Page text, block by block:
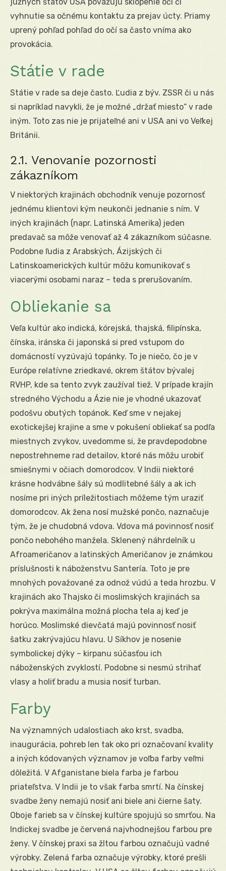
vyhnutie sa očnému kontaktu za prejav úcty. Priamy
uprený pohľad pohľad do očí sa často vníma ako
provokácia.
Státie v rade
Státie v rade sa deje často. Ľudia z býv. ZSSR či u nás
si napríklad navykli, že je možné „držať miesto“ v rade
iným. Toto zas nie je prijateľné ani v USA ani vo Veľkej
Británii.
2.1. Venovanie pozornosti
zákazníkom
V niektorých krajinách obchodník venuje pozornosť
jednému klientovi kým neukonči jednanie s ním. V
iných krajinách (napr. Latinská Amerika) jeden
predavač sa môže venovať až 4 zákazníkom súčasne.
Podobne ľudia z Arabských, Ázijských či
Latinskoamerických kultúr môžu komunikovať s
viacerými osobami naraz – teda s prerušovaním.
Obliekanie sa
Veľa kultúr ako indická, kórejská, thajská, filipínska,
čínska, iránska či japonská si pred vstupom do
domácností vyzúvajú topánky. To je niečo, čo je v
Európe relatívne zriedkavé, okrem štátov bývalej
RVHP, kde sa tento zvyk zaužíval tiež. V prípade krajín
stredného Východu a Ázie nie je vhodné ukazovať
podošvu obutých topánok. Keď sme v nejakej
exotickejšej krajine a sme v pokušení obliekať sa podľa
miestnych zvykov, uvedomme si, že pravdepodobne
nepostrehneme rad detailov, ktoré nás môžu urobiť
smiešnymi v očiach domorodcov. V Indii niektoré
krásne hodvábne šály sú modlitebné šály a ak ich
nosíme pri iných príležitostiach môžeme tým uraziť
domorodcov. Ak žena nosí mužské pončo, naznačuje
tým, že je chudobná vdova. Vdova má povinnosť nosiť
pončo nebohého manžela. Sklenený náhrdelník u
Afroameričanov a latinských Američanov je známkou
príslušnosti k náboženstvu Santería. Toto je pre
mnohých považované za odnož vúdú a teda hrozbu. V
krajinách ako Thajsko či moslimských krajinách sa
pokrýva maximálna možná plocha tela aj keď je
horúco. Moslimské dievčatá majú povinnosť nosiť
šatku zakrývajúcu hlavu. U Síkhov je nosenie
symbolickej dýky – kirpanu súčasťou ich
náboženských zvyklostí. Podobne si nesmú strihať
vlasy a holiť bradu a musia nosiť turban.
Farby
Na významných udalostiach ako krst, svadba,
inaugurácia, pohreb len tak oko pri označovaní kvality
a iných kódovaných významov je voľba farby veľmi
dôležitá. V Afganistane biela farba je farbou
priateľstva. V Indii je to však farba smrtí. Na čínskej
svadbe ženy nemajú nosiť ani biele ani čierne šaty.
Oboje farieb sa v čínskej kultúre spojujú so smrťou. Na
Indickej svadbe je červená najvhodnejšou farbou pre
ženy. V čínskej praxi sa žltou farbou označujú vadné
výrobky. Zelená farba označuje výrobky, ktoré prešli